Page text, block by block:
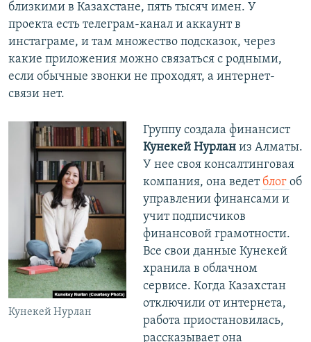
близкими в Казахстане, пять тысяч имен. У
проекта есть телеграм-канал и аккаунт в
инстаграме, и там множество подсказок, через
какие приложения можно связаться с родными,
если обычные звонки не проходят, а интернет-
связи нет.
Кунекей Нурлан
Группу создала финансист
Кунекей Нурланиз Алматы.
У нее своя консалтинговая
компания, она ведет блог об
управлении финансами и
учит подписчиков
финансовой грамотности.
Все свои данные Кунекей
хранила в облачном
сервисе. Когда Казахстан
отключили от интернета,
работа приостановилась,
рассказывает она